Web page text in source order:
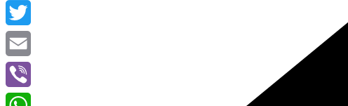
Messenger
Twitter
Email
Viber